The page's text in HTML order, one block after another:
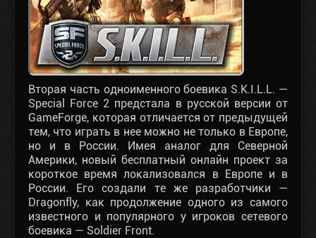
Вторая часть одноименного боевика S.K.I.L.L. —
Special Force 2 предстала в русской версии от
GameForge, которая отличается от предыдущей
тем, что играть в нее можно не только в Европе,
но и в России. Имея аналог для Северной
Америки, новый бесплатный онлайн проект за
короткое время локализовался в Европе и в
России. Его создали те же разработчики —
Dragonfly, как продолжение одного из самого
известного и популярного у игроков сетевого
боевика — Soldier Front.